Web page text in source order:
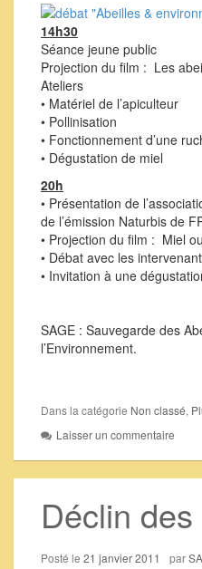
14h30
Séance jeune public
Projection du film : Les
Ateliers
• Matériel de l’apiculteur
• Pollinisation
• Fonctionnement d’une
• Dégustation de miel
20h
• Présentation de
de l’émission Naturbis de
• Projection du film : Miel
• Débat avec les
• Invitation à une
SAGE : Sauvegarde des
l’Environnement.
Dans la catégorie Non classé,
Laisser un commentaire
Déclin
Posté le 21 janvier 2011 par